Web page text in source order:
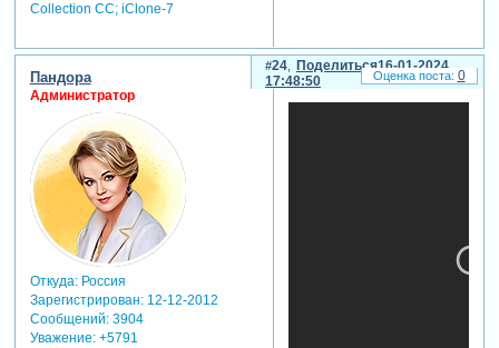
Collection СС; iClone-7
Поделиться
24
16-01-2024
17:48:50
Пандора
Администратор
Откуда:Россия
Зарегистрирован: 12-12-2012
Сообщений:3904
Уважение: +5791
0